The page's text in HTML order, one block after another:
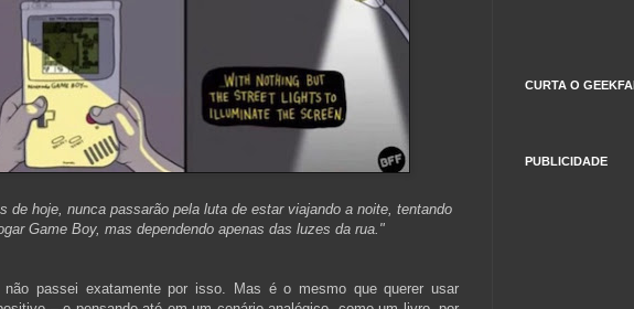
de hoje, nunca passarão pela luta de estar viajando a noite, tentando
Game Boy, mas dependendo apenas das luzes da rua."
não passei exatamente por isso. Mas é o mesmo que querer usar
CURTA O
PUBLICIDADE